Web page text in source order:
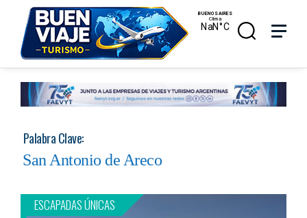
content
Menu
Palabra Clave:
San Antonio de Areco
ESCAPADAS ÚNICAS